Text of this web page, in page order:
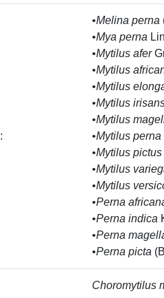
:
•Melina perna
•Mya perna
•Mytilus afer
•Mytilus
•Mytilus
•Mytilus
•Mytilus
•Mytilus perna
•Mytilus pictus
•Mytilus
•Mytilus
•Perna
•Perna indica
•Perna
•Perna picta
Choromytilus